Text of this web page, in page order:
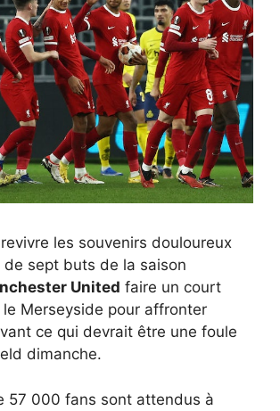
les souvenirs douloureux
de sept buts de la saison
United faire un court
Merseyside pour affronter
ce qui devrait être une foule
dimanche.
57 000 fans sont attendus à